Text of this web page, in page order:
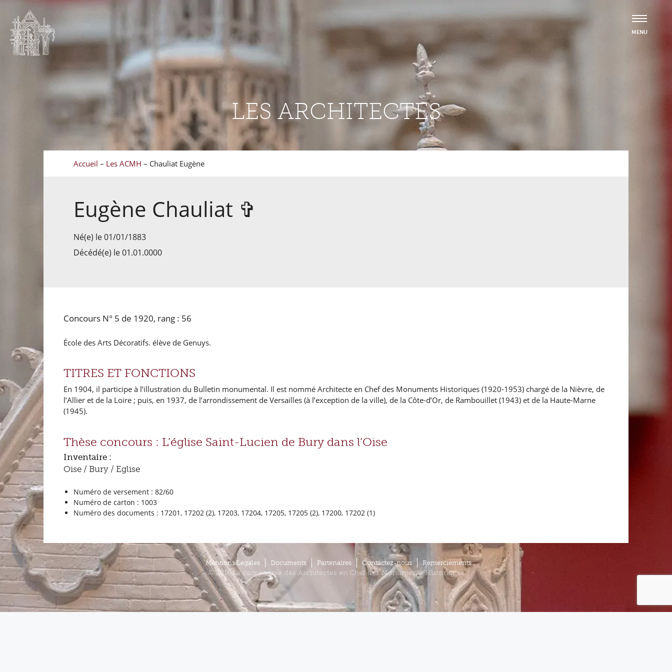
LES ARCHITECTES
Accueil – Les ACMH – Chauliat Eugène
Eugène Chauliat ✞
Né(e) le 01/01/1883
Décédé(e) le 01.01.0000
Concours N° 5 de 1920, rang : 56
École des Arts Décoratifs. élève de Genuys.
TITRES ET FONCTIONS
En 1904, il participe à l’illustration du Bulletin monumental. Il est nommé Architecte en Chef des Monuments Historiques (1920-1953) chargé de la Nièvre, de
l’Allier et de la Loire ; puis, en 1937, de l’arrondissement de Versailles (à l’exception de la ville), de la Côte-d’Or, de Rambouillet (1943) et de la Haute-Marne
(1945).
Thèse concours : L’église Saint-Lucien de Bury dans l’Oise
Inventaire :
Oise / Bury / Eglise
Numéro de versement : 82/60
Numéro de carton : 1003
Numéro des documents : 17201, 17202 (2), 17203, 17204, 17205, 17205 (2), 17200, 17202 (1)
Mentions Légales Documents Partenaires Contactez-nous Remerciements
© 2016 La compagnie des Architectes en Chef des Monuments Historiques